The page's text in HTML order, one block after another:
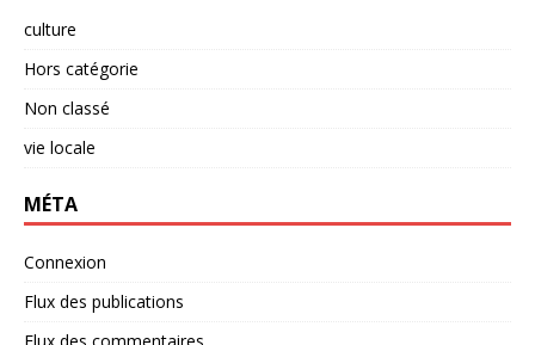
culture
Hors catégorie
Non classé
vie locale
MÉTA
Connexion
Flux des publications